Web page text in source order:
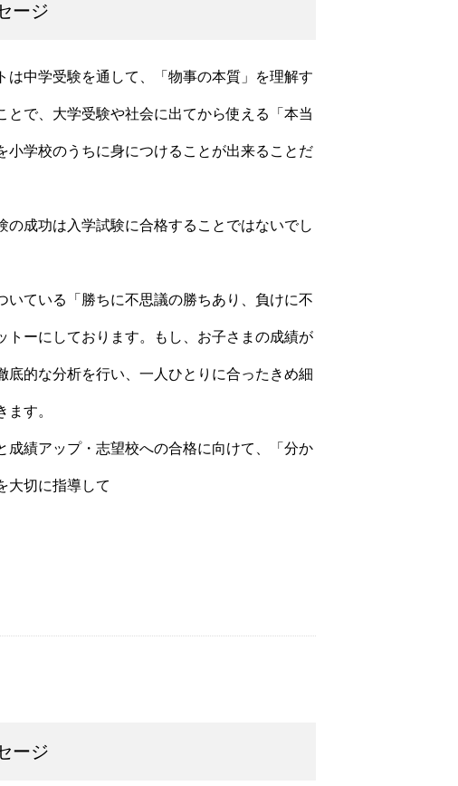
ージ
は中学受験を通して、「物事の本質」を理解す
とで、大学受験や社会に出てから使える「本当
小学校のうちに身につけることが出来ることだ
の成功は入学試験に合格することではないでし
いている「勝ちに不思議の勝ちあり、負けに不
ーにしております。 もし、お子さまの成績が
底的な分析を行い、一人 ひとりに合ったきめ細
す。
成績アップ・志望校への合格に向けて 、「分か
大切に指導して
ージ